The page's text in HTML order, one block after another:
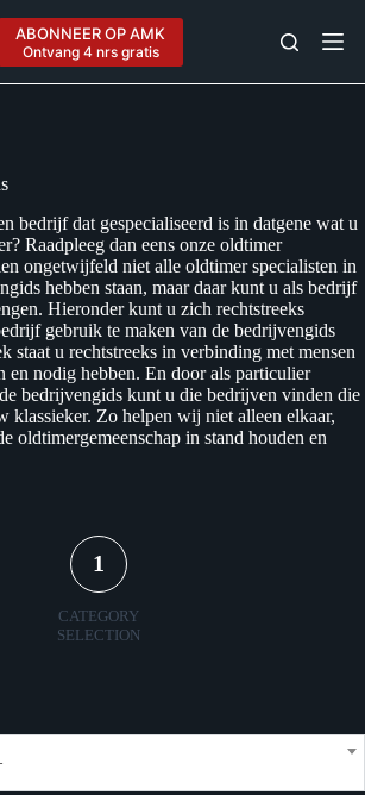
ABONNEER OP AMK
Ontvang 4 nrs gratis
bedrijf dat gespecialiseerd is in datgene wat u
Raadpleeg dan eens onze oldtimer
ongetwijfeld niet alle oldtimer specialisten in
hebben staan, maar daar kunt u als bedrijf
Hieronder kunt u zich rechtstreeks
gebruik te maken van de bedrijvengids
staat u rechtstreeks in verbinding met mensen
en nodig hebben. En door als particulier
bedrijvengids kunt u die bedrijven vinden die
klassieker. Zo helpen wij niet alleen elkaar,
oldtimergemeenschap in stand houden en
1
CATEGORY
SELECTION